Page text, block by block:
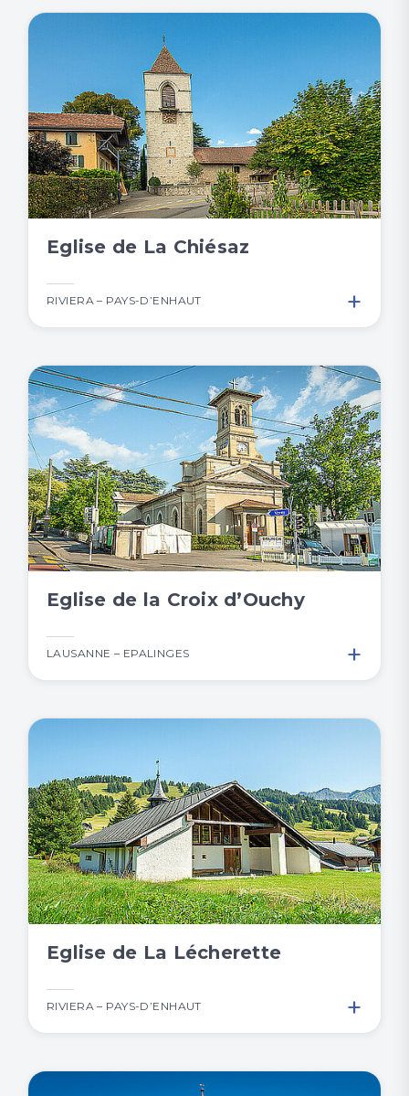
Eglise de La Chiésaz
RIVIERA – PAYS-D’ENHAUT +
Eglise de la Croix d’Ouchy
LAUSANNE – EPALINGES +
Eglise de La Lécherette
RIVIERA – PAYS-D’ENHAUT +